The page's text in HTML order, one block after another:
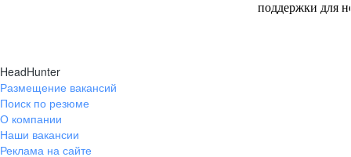
поддержки для
HeadHunter
Размещение вакансий
Поиск по резюме
О компании
Наши вакансии
Реклама на сайте